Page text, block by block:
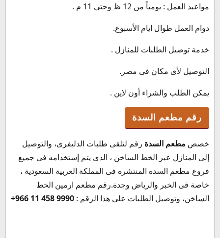
مواعيد العمل : يومياً من 12 ظ وحتي 11 م .
دوام العمل طوال ايام الأسبوع.
خدمة توصيل الطلبات للمنازل .
التوصيل لأى مكان فى مصر.
يمكن الطلب والشراء أون لاين .
رقم مطعم السدة
خصص مطعم السدة رقم لتلقى طلبات الدليفرى، والتوصيل
إلى المنازل عبر الخط الساخن ، الذى يتم إستخدامه فى جميع
فروع مطعم السدة المنتشره فى المملكة العربية السعودية ،
خاصة فى الخبر والرياض وجدة.رقم مطعم ارمين الخط
الساخن، وتوصيل الطلبات على هذا الرقم : +966 11 458 9990